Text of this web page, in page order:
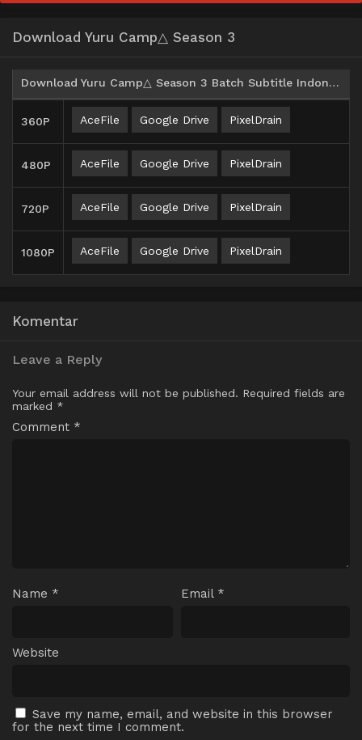
Download Yuru Camp△ Season 3
Download Yuru Camp△ Season 3 Batch Subtitle Indonesia
360P AceFile Google Drive PixelDrain
480P AceFile Google Drive PixelDrain
720P AceFile Google Drive PixelDrain
1080P AceFile Google Drive PixelDrain
Komentar
Leave a Reply
Your email address will not be published. Required fields are
marked *
Comment *
Name * Email *
Website
Save my name, email, and website in this browser
for the next time I comment.